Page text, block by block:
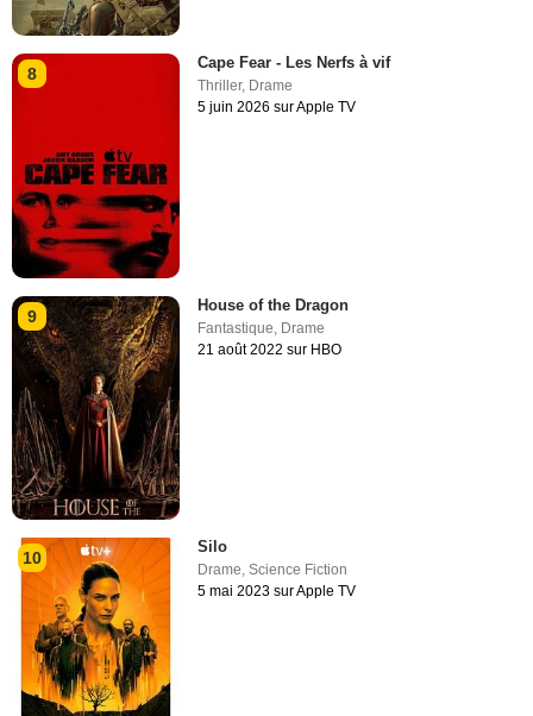
8
Cape Fear - Les Nerfs à vif
Thriller, Drame
5 juin 2026 sur Apple TV
9
House of the Dragon
Fantastique Drame
21 août 2022 sur HBO
10
Silo
Drame,Science Fiction
5 mai 2023 sur Apple TV